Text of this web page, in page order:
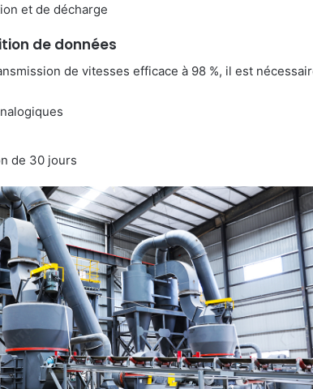
et de décharge
de données
de vitesses efficace à 98 %, il est
de 30 jours